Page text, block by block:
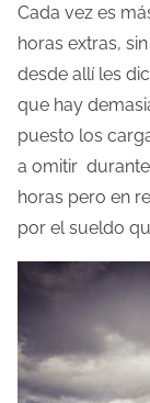
e
l
a
e
n
t
r
a
d
Cada vez es
horas extras,
desde allí les
que hay
puesto los
a omitir
horas pero en
por el sueldo